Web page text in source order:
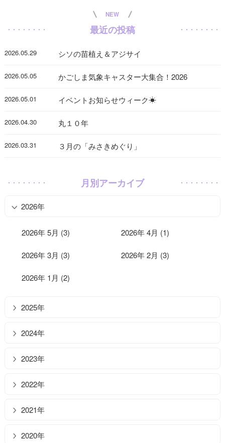
NEW
最近の投稿
2026.05.29 シソの苗植え＆アジサイ
2026.05.05 かごしま気象キャスター大集合！2026
2026.05.01 イベントお知らせウィーク☀
2026.04.30 丸１０年
2026.03.31 ３月の「みさきめぐり」
月別アーカイブ
2026年
2026年 5月 (3) 2026年 4月 (1)
2026年 3月 (3) 2026年 2月 (3)
2026年 1月 (2)
2025年
2024年
2023年
2022年
2021年
2020年